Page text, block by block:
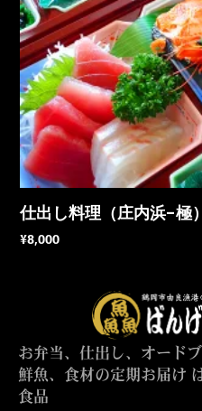
仕出し料理（庄内浜-極）
¥8,000
お弁当、仕出し、オード
鮮魚、食材の定期お届け
食品